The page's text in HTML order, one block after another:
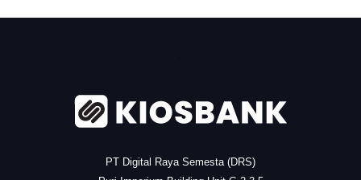
PT Digital Raya Semesta (DRS)